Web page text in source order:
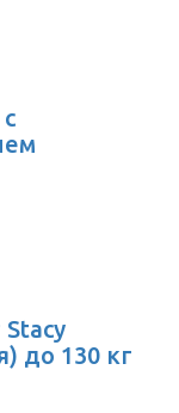
Stacy
до 130 кг